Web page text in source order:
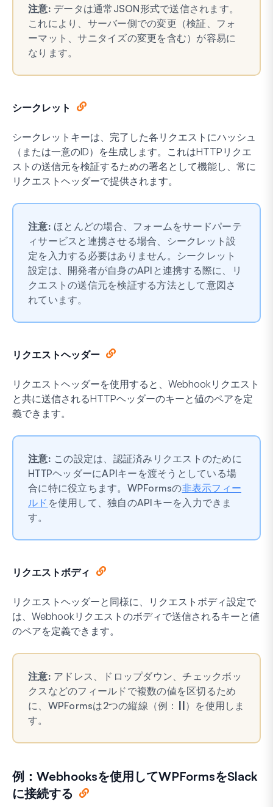
注意: データは通常JSON形式で送信されます。
これにより、サーバー側での変更（検証、フォ
ーマット、サニタイズの変更を含む）が容易に
なります。
シークレット
シークレットキーは、完了した各リクエストにハッシュ
（または一意のID）を生成します。これはHTTPリクエ
ストの送信元を検証するための署名として機能し、常に
リクエストヘッダーで提供されます。
注意: ほとんどの場合、フォームをサードパーテ
ィサービスと連携させる場合、シークレット設
定を入力する必要はありません。シークレット
設定は、開発者が自身のAPIと連携する際に、リ
クエストの送信元を検証する方法として意図さ
れています。
リクエストヘッダー
リクエストヘッダーを使用すると、Webhookリクエスト
と共に送信されるHTTPヘッダーのキーと値のペアを定
義できます。
注意: この設定は、認証済みリクエストのために
HTTPヘッダーにAPIキーを渡そうとしている場
合に特に役立ちます。WPFormsの非表示フィー
ルド を使用して、独自のAPIキーを入力できま
す。
リクエストボディ
リクエストヘッダーと同様に、リクエストボディ設定で
は、Webhookリクエストのボディで送信されるキーと値
のペアを定義できます。
注意: アドレス、ドロップダウン、チェックボッ
クスなどのフィールドで複数の値を区切るため
に、WPFormsは2つの縦線（例： ||）を使用しま
す。
例：Webhooksを使用してWPFormsをSlack
に接続する